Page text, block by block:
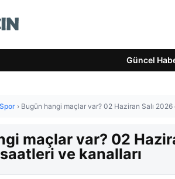
Güncel
Spor › Bugün hangi maçlar var? 02 Haziran Salı
maçlar var? 02
ve kanalları